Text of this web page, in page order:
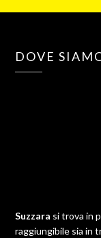
DOVE
Suzzara si trova in
raggiungibile sia in